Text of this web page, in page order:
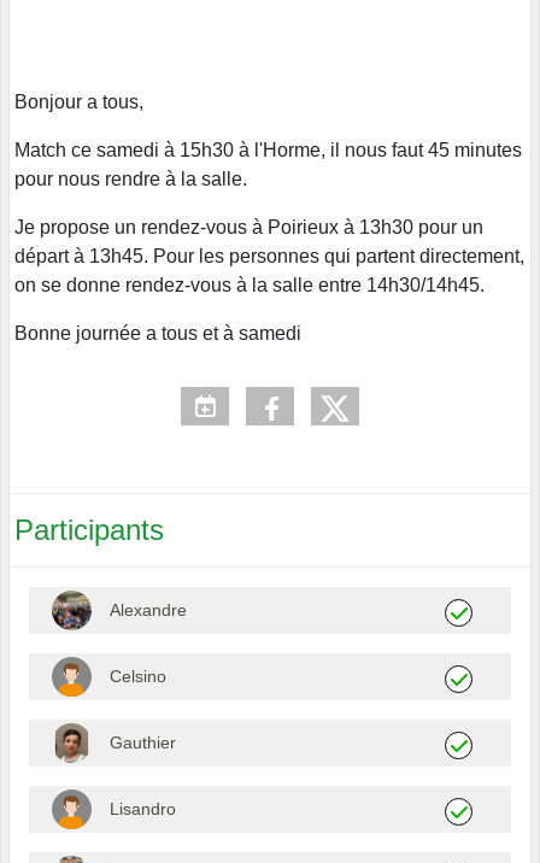
Bonjour a tous,
Match ce samedi à 15h30 à l'Horme, il nous faut 45 minutes
pour nous rendre à la salle.
Je propose un rendez-vous à Poirieux à 13h30 pour un
départ à 13h45. Pour les personnes qui partent directement,
on se donne rendez-vous à la salle entre 14h30/14h45.
Bonne journée a tous et à samedi
Participants
Alexandre
Celsino
Gauthier
Lisandro